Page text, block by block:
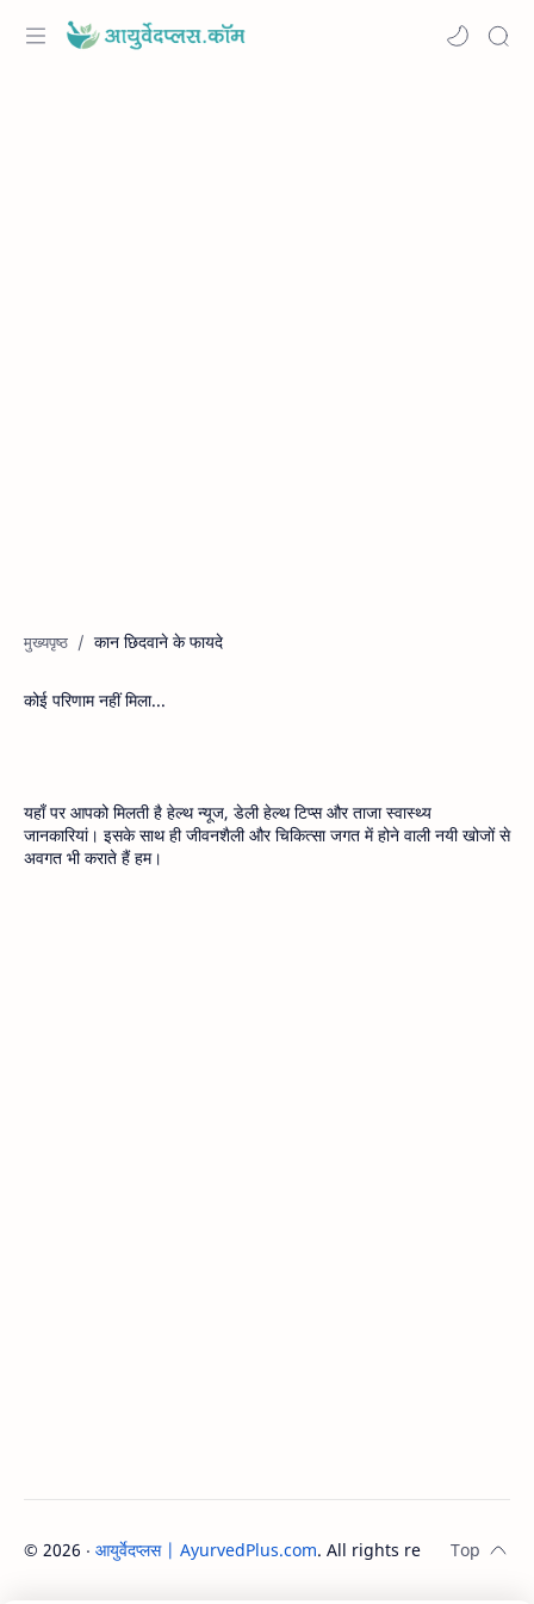
कान छिदवाने के फायदे
कोई परिणाम नहीं मिला...
यहाँ पर आपको मिलती है हेल्थ न्यूज, डेली हेल्थ टिप्स और ताजा स्वास्थ्य
जानकारियां। इसके साथ ही जीवनशैली और चिकित्सा जगत में होने वाली नयी खोजों से
अवगत भी कराते हैं हम।
© 2026 ‧ आयुर्वेदप्लस | AyurvedPlus.com. All rights reserved.